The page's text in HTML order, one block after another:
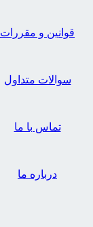
قوانین و مقررات
سوالات متداول
تماس با ما
درباره ما